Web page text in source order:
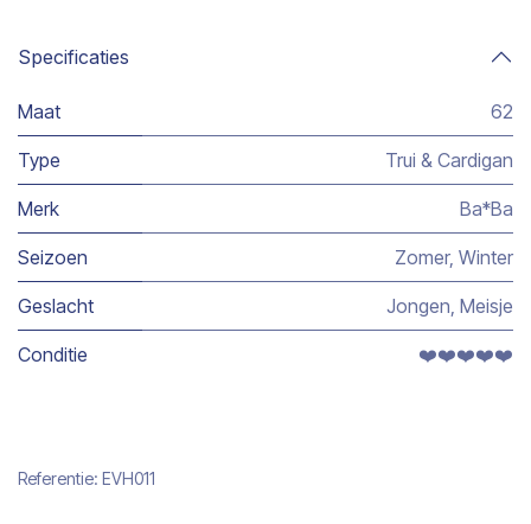
Specificaties
Maat 62
Type Trui & Cardigan
Merk Ba*Ba
Seizoen Zomer, Winter
Geslacht Jongen, Meisje
Conditie ❤️❤️❤️❤️❤️
Referentie: EVH011